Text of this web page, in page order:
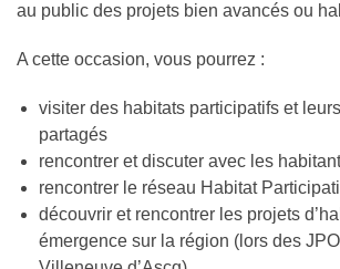
au public des projets bien avancés ou
A cette occasion, vous pourrez :
visiter des habitats participatifs et
partagés
rencontrer et discuter avec les
rencontrer le réseau Habitat
découvrir et rencontrer les projets
émergence sur la région (lors des